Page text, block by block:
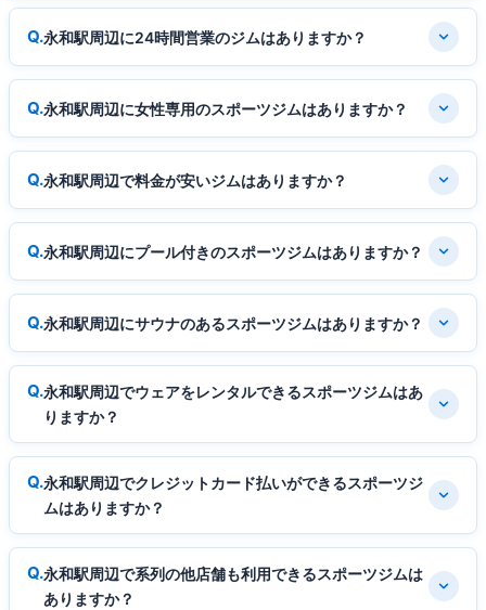
永和駅周辺に24時間営業のジムはありますか？
永和駅周辺に女性専用のスポーツジムはありますか？
永和駅周辺で料金が安いジムはありますか？
永和駅周辺にプール付きのスポーツジムはありますか？
永和駅周辺にサウナのあるスポーツジムはありますか？
永和駅周辺でウェアをレンタルできるスポーツジムはあ
りますか？
永和駅周辺でクレジットカード払いができるスポーツジ
ムはありますか？
永和駅周辺で系列の他店舗も利用できるスポーツジムは
ありますか？